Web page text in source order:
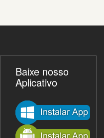
Baixe nosso
Aplicativo